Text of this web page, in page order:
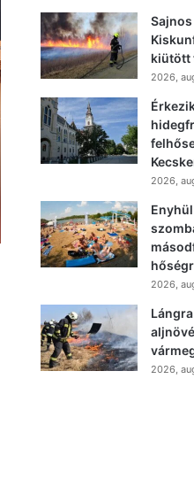
kiütött
2026,
2026,
2026,
2026,